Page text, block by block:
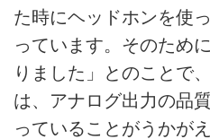
た時にヘッドホンを使
っています。そのため
りました」とのことで
は、アナログ出力の品
っていることがうかがえ